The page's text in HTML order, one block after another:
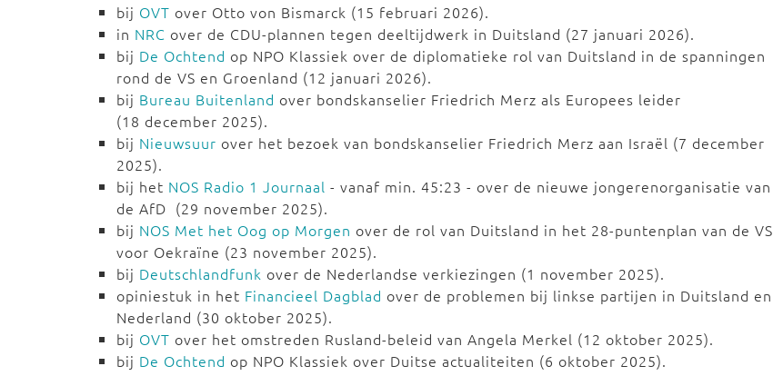
bij OVT over Otto von Bismarck (15 februari 2026).
in NRC over de CDU-plannen tegen deeltijdwerk in Duitsland (27 januari 2026).
bij De Ochtend op NPO Klassiek over de diplomatieke rol van Duitsland in de spanningen
rond de VS en Groenland (12 januari 2026).
bij Bureau Buitenland over bondskanselier Friedrich Merz als Europees leider
(18 december 2025).
bij Nieuwsuur over het bezoek van bondskanselier Friedrich Merz aan Israël (7 december
2025).
bij het NOS Radio 1 Journaal - vanaf min. 45:23 - over de nieuwe jongerenorganisatie van
de AfD (29 november 2025).
bij NOS Met het Oog op Morgen over de rol van Duitsland in het 28-puntenplan van de VS
voor Oekraïne (23 november 2025).
bij Deutschlandfunk over de Nederlandse verkiezingen (1 november 2025).
opiniestuk in het Financieel Dagblad over de problemen bij linkse partijen in Duitsland en
Nederland (30 oktober 2025).
bij OVT over het omstreden Rusland-beleid van Angela Merkel (12 oktober 2025).
bij De Ochtend op NPO Klassiek over Duitse actualiteiten (6 oktober 2025).